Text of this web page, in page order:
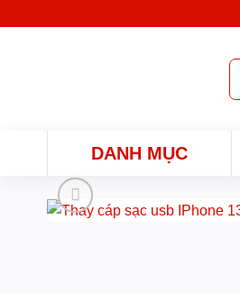
DANH MỤC